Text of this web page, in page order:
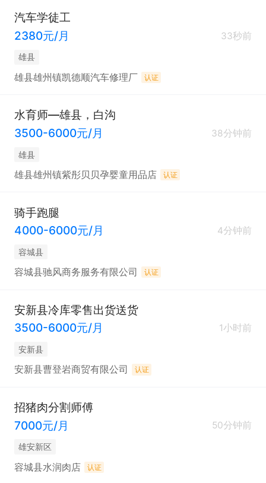
汽车学徒工
2380元/月
33秒前
雄县
雄县雄州镇凯德顺汽车修理厂 认证
水育师—雄县，白沟
3500-6000元/月
38分钟前
雄县
雄县雄州镇紫彤贝贝孕婴童用品店 认证
骑手跑腿
4000-6000元/月
4分钟前
容城县
容城县驰风商务服务有限公司 认证
安新县冷库零售出货送货
3500-6000元/月
1小时前
安新县
安新县曹登岩商贸有限公司 认证
招猪肉分割师傅
7000元/月
50分钟前
雄安新区
容城县水润肉店 认证